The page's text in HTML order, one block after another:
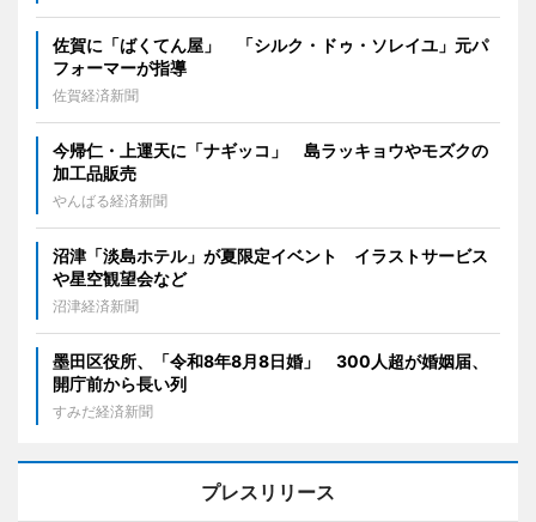
佐賀に「ばくてん屋」 「シルク・ドゥ・ソレイユ」元パ
フォーマーが指導
佐賀経済新聞
今帰仁・上運天に「ナギッコ」 島ラッキョウやモズクの
加工品販売
やんばる経済新聞
沼津「淡島ホテル」が夏限定イベント イラストサービス
や星空観望会など
沼津経済新聞
墨田区役所、「令和8年8月8日婚」 300人超が婚姻届、
開庁前から長い列
すみだ経済新聞
プレスリリース